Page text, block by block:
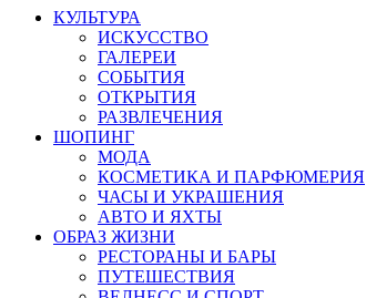
КУЛЬТУРА
ИСКУССТВО
ГАЛЕРЕИ
СОБЫТИЯ
ОТКРЫТИЯ
РАЗВЛЕЧЕНИЯ
ШОПИНГ
МОДА
КОСМЕТИКА И ПАРФЮМЕРИЯ
ЧАСЫ И УКРАШЕНИЯ
АВТО И ЯХТЫ
ОБРАЗ ЖИЗНИ
РЕСТОРАНЫ И БАРЫ
ПУТЕШЕСТВИЯ